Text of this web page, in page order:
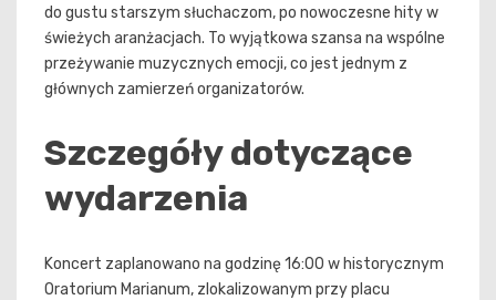
do gustu starszym słuchaczom, po nowoczesne hity w
świeżych aranżacjach. To wyjątkowa szansa na wspólne
przeżywanie muzycznych emocji, co jest jednym z
głównych zamierzeń organizatorów.
Szczegóły dotyczące
wydarzenia
Koncert zaplanowano na godzinę 16:00 w historycznym
Oratorium Marianum, zlokalizowanym przy placu